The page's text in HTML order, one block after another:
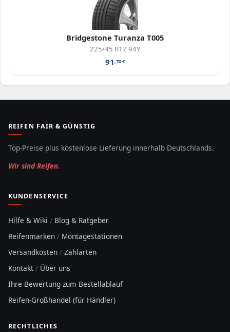
Bridgestone Turanza T005
225/45 R17 94Y
91,70€
REIFEN FAIR & GÜNSTIG
Top-Preise plus kostenlose Lieferung innerhalb Deutschlands.
Wir sind Reifen.
KUNDENSERVICE
Hilfe & Wiki / Blog & Ratgeber
Reifenmarken / Montagestationen
Versandkosten / Zahlarten
Kontakt / Über uns
Ihre Bewertung zum Bestellablauf
Reifen-Großhandel (für Händler)
RECHTLICHES